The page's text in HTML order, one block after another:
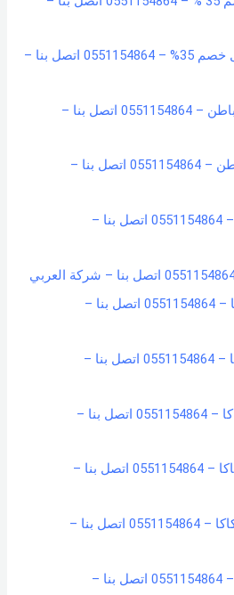
شركة تنظيف خزانات بحائل خصم 35% – 0551154864 اتصل بنا –
شركة تنظيف كنب بحفر الباطن – 0551154864 اتصل بنا –
شركة نقل عفش بحفر الباطن – 0551154864 اتصل بنا –
شركة تنظيف كنب بسكاكا – 0551154864 اتصل بنا –
شركة تنظيف سجاد بسكاكا – 0551154864 اتصل بنا –
شركة تنظيف منازل بسكاكا – 0551154864 اتصل بنا –
شركة تنظيف خزانات بسكاكا – 0551154864 اتصل بنا –
شركة تنظيف مكيفات بسكاكا – 0551154864 اتصل بنا –
شركة مكافحة حشرات بسكاكا – 0551154864 اتصل بنا –
شركة رش مبيدات بسكاكا – 0551154864 اتصل بنا –